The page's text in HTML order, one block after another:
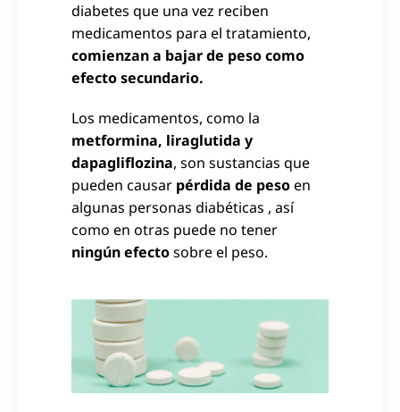
diabetes que una vez reciben
medicamentos para el tratamiento,
comienzan a bajar de peso como
efecto secundario.
Los medicamentos, como la
metformina, liraglutida y
dapagliflozina, son sustancias que
pueden causar pérdida de pesoen
algunas personas diabéticas , así
como en otras puede no tener
ningún efectosobre el peso.